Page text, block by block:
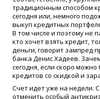
традиционным способом
сегодня или, немного
выкуп кредитных
В том числе и поэтому не
кто хочет взять кредит,
деньги, говорит зампред
банка Денис Хадеев.
сегодня, если скоро
кредитов со скидкой и
Счет идет уже на недели.
отменить особый